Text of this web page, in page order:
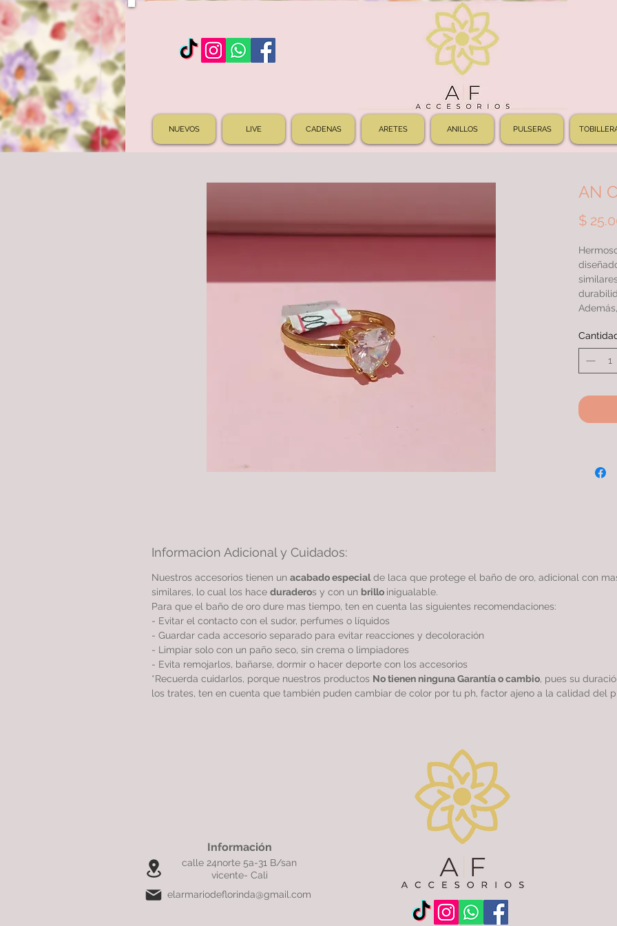
NUEVOS LIVE CADENAS ARETES ANILLOS PULSERAS
AN
$
con
ANILLO
baño
Informacion Adicional y Cuidados:
Nuestros accesorios tienen un acabado especialde laca que protege el baño de oro, adicional con
similares, lo cual los hace duraderos y con un brillo inigualable.
Para que el baño de oro dure mas tiempo, ten en cuenta las siguientes recomendaciones:
- Evitar el contacto con el sudor, perfumes o líquidos
- Guardar cada accesorio separado para evitar reacciones y decoloración
- Limpiar solo con un paño seco, sin crema o limpiadores
- Evita remojarlos, bañarse, dormir o hacer deporte con los accesorios
*Recuerda cuidarlos, porque nuestros productos No tienen ninguna Garantía o cambio, pues su
los trates, ten en cuenta que también puden cambiar de color por tu ph, factor ajeno a la calidad del
Información
calle 24norte 5a-31 B/san
vicente- Cali
elarmariodeflorinda@gmail.com